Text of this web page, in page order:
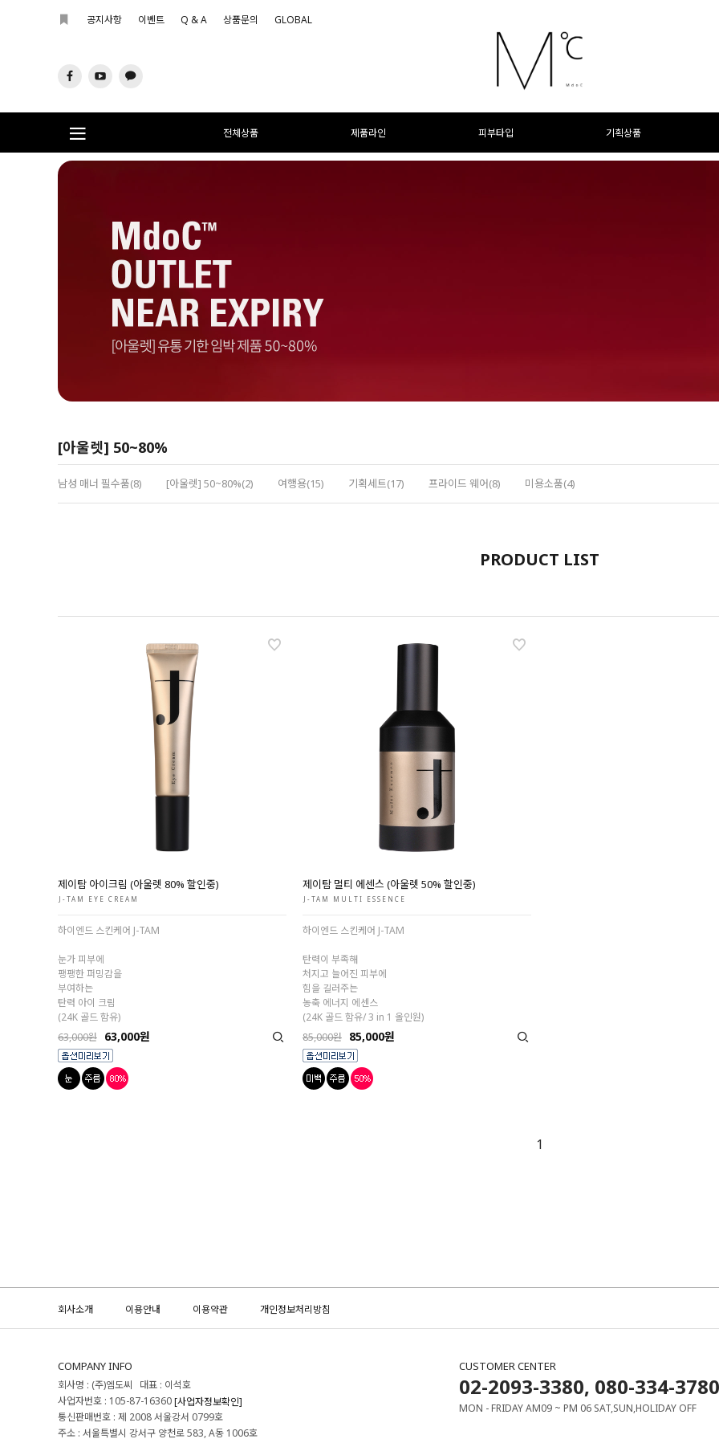
공지사항 이벤트 Q & A 상품문의 GLOBAL
전체상품 제품라인 피부타입 기획상품
[아울렛] 50~80%
남성 매너 필수품(8) [아울렛] 50~80%(2) 여행용(15) 기획세트(17) 프라이드 웨어(8) 미용소품(4)
PRODUCT LIST
제이탐 아이크림 (아울렛 80% 할인중)
J-TAM EYE CREAM
하이엔드 스킨케어 J-TAM
눈가 피부에
팽팽한 퍼밍감을
부여하는
탄력 아이 크림
(24K 골드 함유)
63,000원 63,000원
제이탐 멀티 에센스 (아울렛 50% 할인중)
J-TAM MULTI ESSENCE
하이엔드 스킨케어 J-TAM
탄력이 부족해
처지고 늘어진 피부에
힘을 길러주는
농축 에너지 에센스
(24K 골드 함유/ 3 in 1 올인원)
85,000원 85,000원
1
회사소개 이용안내 이용약관 개인정보처리방침
COMPANY INFO
회사명 : (주)엠도씨 대표 : 이석호
사업자번호 : 105-87-16360[사업자정보확인]
통신판매번호 : 제 2008 서울강서 0799호
주소 : 서울특별시 강서구 양천로 583, A동 1006호
CUSTOMER CENTER
02-2093-3380, 080-334-3780
MON - FRIDAY AM09 ~ PM 06 SAT,SUN,HOLIDAY OFF